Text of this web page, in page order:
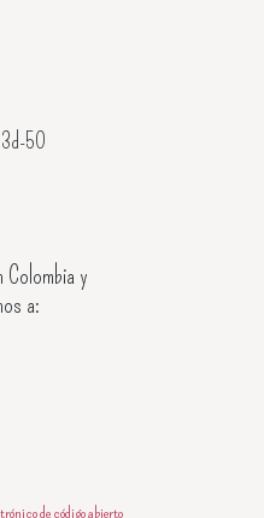
50
Colombia y
a:
de código abierto